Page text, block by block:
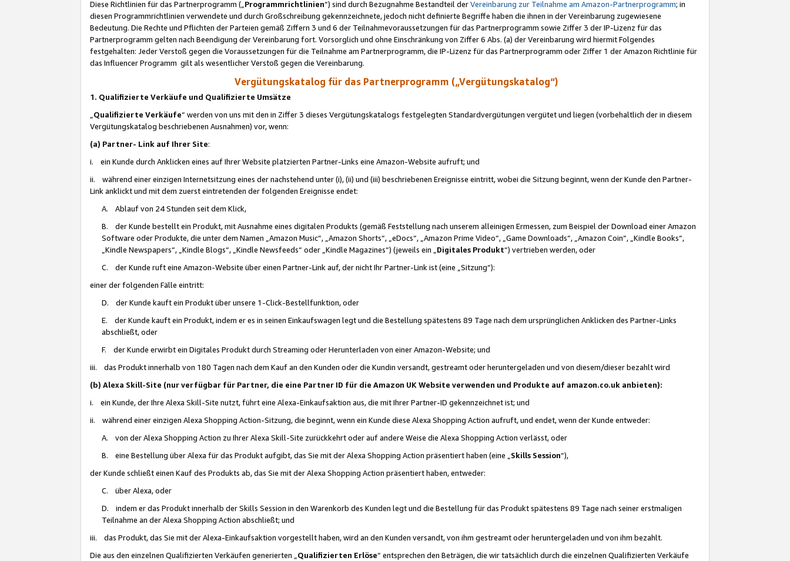
Diese Richtlinien für das Partnerprogramm („Programmrichtlinien“) sind durch Bezugnahme Bestandteil derVereinbarung zur Teilnahme am Amazon-Partnerprogramm; in
diesen Programmrichtlinien verwendete und durch Großschreibung gekennzeichnete, jedoch nicht definierte Begriffe haben die ihnen in der Vereinbarung zugewiesene
Bedeutung. Die Rechte und Pflichten der Parteien gemäß Ziffern 3 und 6 der Teilnahmevoraussetzungen für das Partnerprogramm sowie Ziffer 3 der IP-Lizenz für das
Partnerprogramm gelten nach Beendigung der Vereinbarung fort. Vorsorglich und ohne Einschränkung von Ziffer 6 Abs. (a) der Vereinbarung wird hiermit Folgendes
festgehalten: Jeder Verstoß gegen die Voraussetzungen für die Teilnahme am Partnerprogramm, die IP-Lizenz für das Partnerprogramm oder Ziffer 1 der Amazon Richtlinie für
das Influencer Programm gilt als wesentlicher Verstoß gegen die Vereinbarung.
Vergütungskatalog für das Partnerprogramm („Vergütungskatalog“)
1. Qualifizierte Verkäufe und Qualifizierte Umsätze
Qualifizierte Verkäufe“ werden von uns mit den in Ziffer 3 dieses Vergütungskatalogs festgelegten Standardvergütungen vergütet und liegen (vorbehaltlich der in diesem
Vergütungskatalog beschriebenen Ausnahmen) vor, wenn:
(a) Partner- Link auf Ihrer Site:
i. ein Kunde durch Anklicken eines auf Ihrer Website platzierten Partner-Links eine Amazon-Website aufruft; und
ii. während einer einzigen Internetsitzung eines der nachstehend unter (i), (ii) und (iii) beschriebenen Ereignisse eintritt, wobei die Sitzung beginnt, wenn der Kunde den Partner-
Link anklickt und mit dem zuerst eintretenden der folgenden Ereignisse endet:
A. Ablauf von 24 Stunden seit dem Klick,
B. der Kunde bestellt ein Produkt, mit Ausnahme eines digitalen Produkts (gemäß Feststellung nach unserem alleinigen Ermessen, zum Beispiel der Download einer Amazon
Software oder Produkte, die unter dem Namen „Amazon Music“, „Amazon Shorts“, „eDocs“, „Amazon Prime Video“, „Game Downloads“, „Amazon Coin“, „Kindle Books“,
„Kindle Newspapers“, „Kindle Blogs“, „Kindle Newsfeeds“ oder „Kindle Magazines“) (jeweils ein „ Digitales Produkt“) vertrieben werden, oder
C. der Kunde ruft eine Amazon-Website über einen Partner-Link auf, der nicht Ihr Partner-Link ist (eine „Sitzung“):
einer der folgenden Fälle eintritt:
D. der Kunde kauft ein Produkt über unsere 1-Click-Bestellfunktion, oder
E. der Kunde kauft ein Produkt, indem er es in seinen Einkaufswagen legt und die Bestellung spätestens 89 Tage nach dem ursprünglichen Anklicken des Partner-Links
abschließt, oder
F. der Kunde erwirbt ein Digitales Produkt durch Streaming oder Herunterladen von einer Amazon-Website; und
iii. das Produkt innerhalb von 180 Tagen nach dem Kauf an den Kunden oder die Kundin versandt, gestreamt oder heruntergeladen und von diesem/dieser bezahlt wird
(b) Alexa Skill-Site (nur verfügbar für Partner, die eine Partner ID für die Amazon UK Website verwenden und Produkte auf amazon.co.uk anbieten):
i. ein Kunde, der Ihre Alexa Skill-Site nutzt, führt eine Alexa-Einkaufsaktion aus, die mit Ihrer Partner-ID gekennzeichnet ist; und
ii. während einer einzigen Alexa Shopping Action-Sitzung, die beginnt, wenn ein Kunde diese Alexa Shopping Action aufruft, und endet, wenn der Kunde entweder:
A. von der Alexa Shopping Action zu Ihrer Alexa Skill-Site zurückkehrt oder auf andere Weise die Alexa Shopping Action verlässt, oder
B. eine Bestellung über Alexa für das Produkt aufgibt, das Sie mit der Alexa Shopping Action präsentiert haben (eine „ Skills Session“),
der Kunde schließt einen Kauf des Produkts ab, das Sie mit der Alexa Shopping Action präsentiert haben, entweder:
C. über Alexa, oder
D. indem er das Produkt innerhalb der Skills Session in den Warenkorb des Kunden legt und die Bestellung für das Produkt spätestens 89 Tage nach seiner erstmaligen
Teilnahme an der Alexa Shopping Action abschließt; und
iii. das Produkt, das Sie mit der Alexa-Einkaufsaktion vorgestellt haben, wird an den Kunden versandt, von ihm gestreamt oder heruntergeladen und von ihm bezahlt.
Die aus den einzelnen Qualifizierten Verkäufen generierten „ Qualifizierten Erlöse“ entsprechen den Beträgen, die wir tatsächlich durch die einzelnen Qualifizierten Verkäufe